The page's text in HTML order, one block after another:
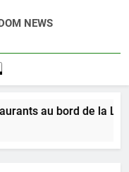
NEWS
au bord de la